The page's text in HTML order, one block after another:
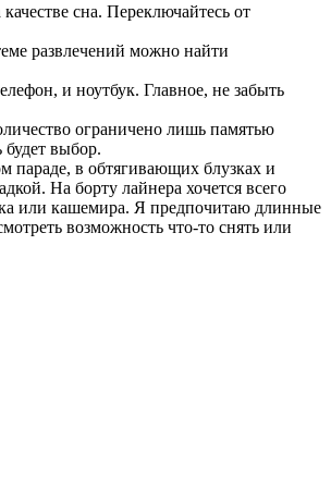
сна. Переключайтесь от
развлечений можно найти
и ноутбук. Главное, не забыть
ограничено лишь памятью
выбор.
параде, в обтягивающих блузках и
На борту лайнера хочется всего
или кашемира. Я предпочитаю длинные
возможность что-то снять или